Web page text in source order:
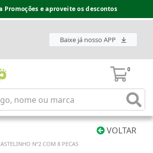
Promoções e aproveite os descontos
Baixe já nosso APP
0
VOLTAR
Nº2 COM 8 PECAS